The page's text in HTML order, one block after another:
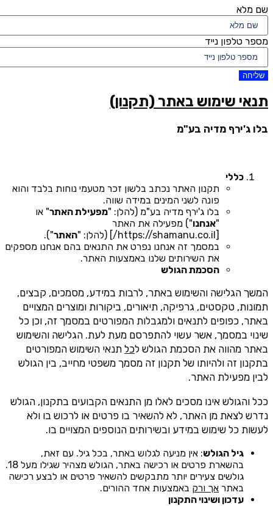
שם מלא
מספר טלפון נייד
שליחה
תנאי שימוש באתר (תקנון)
בלו ג'ירף מדיה בע"מ
כללי
תקנון האתר נכתב בלשון זכר מטעמי נוחות בלבד והוא
פונה לשני המינים במידה שווה.
בלו ג'ירף מדיה בע"מ (להלן: "מפעילת האתר" או
"אנחנו") מפעילה את האתר
[https://shamanu.co.il/] (להלן: "
האתר").
במסמך זה אנחנו נפרט את התנאים בהם אנחנו מספקים
את השירותים שלנו באמצעות האתר.
הסכמת הגולש
המשך הגלישה והשימוש באתר, לרבות במידע, מסמכים, קבצים,
תמונות, טקסטים, גרפיקה, תיאורים, ביקורות ומוצרים המצויים
באתר, כפופים לתנאים ולמגבלות המפורטים במסמך זה, וכן כל
שינוי במסמך, אשר עשוי להתפרסם מעת לעת. הגלישה והשימוש
באתר מהווה את הסכמת הגולש לכל תנאי השימוש המפורטים
בתקנון זה ולהיותו של תקנון זה מסמך משפטי מחייב, בין הגולש
לבין מפעילת האתר.
ככל והגולש אינו מסכים לאלו מן התנאים הקבועים בתקנון, הגולש
נדרש לצאת מן האתר, לא להשאיר בו פרטים או לרכוש בו ולא
לעשות כל שימוש במידע ובשירותים הנוספים המצויים בו.
גיל הגולש: אין מניעה לגלוש באתר, בכל גיל. עם זאת,
בהשארת פרטים או רכישה באתר, הגולש מצהיר שגילו מעל 18.
גולשים צעירים יותר מתבקשים להשאיר פרטים או לבצע רכישה
באתר אך ורק באמצעות אחד ההורים.
עדכון ושינוי התקנון